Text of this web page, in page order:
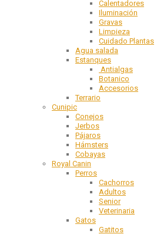
Calentadores
Iluminación
Gravas
Limpieza
Cuidado Plantas
Agua salada
Estanques
Antialgas
Botanico
Accesorios
Terrario
Cunipic
Conejos
Jerbos
Pájaros
Hámsters
Cobayas
Royal Canin
Perros
Cachorros
Adultos
Senior
Veterinaria
Gatos
Gatitos